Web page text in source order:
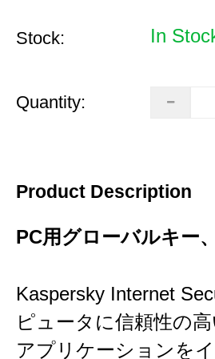
Stock: In
Quantity:
Product Description
PC用グローバルキー
Kaspersky Internet
ピュータに信頼性の
アプリケーションを